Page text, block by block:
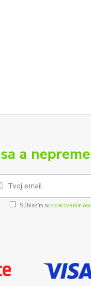
a
Súhlasím so spracovaním